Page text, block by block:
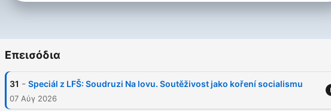
nejzajímavější záznamy,
dávají jim nový, současný
dodávají hloubku i nečekané
souvislosti, a ukazují, proč má
Επεισόδια
31 - Speciál z LFŠ: Soudruzi Na lovu. Soutěživost jako koření socialismu
07 Αύγ 2026